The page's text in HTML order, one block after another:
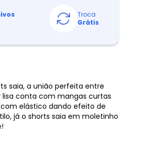
Troca
Grátis
saia, a união perfeita entre
conta com mangas curtas
elástico dando efeito de
já o shorts saia em moletinho